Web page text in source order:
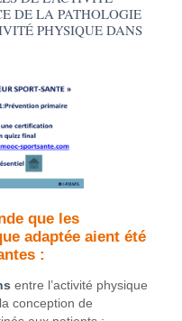
DE LA PATHOLOGIE
PHYSIQUE DANS
que les
adaptée aient été
:
entre l’activité physique
conception de